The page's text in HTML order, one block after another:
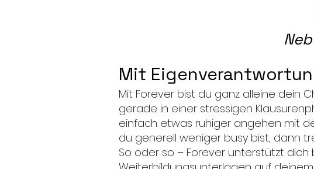
Mit
Mit Forever bist du ganz alleine dein
gerade in einer stressigen
einfach etwas ruhiger angehen mit
du generell weniger busy bist, dann
So oder so – Forever unterstützt